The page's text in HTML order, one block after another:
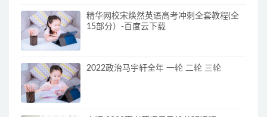
精华网校宋焕然英语高考冲刺全套教程(全
15部分）-百度云下载
2022政治马宇轩全年 一轮 二轮 三轮